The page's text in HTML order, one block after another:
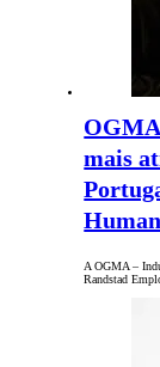
OGMA
mais
A OGMA –
Randstad